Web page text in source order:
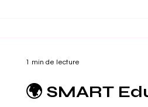
eng
🌍 SMART
1 min de lecture